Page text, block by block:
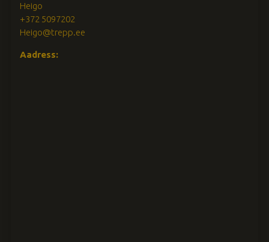
Heigo
+372 5097202
Heigo@trepp.ee
Aadress: